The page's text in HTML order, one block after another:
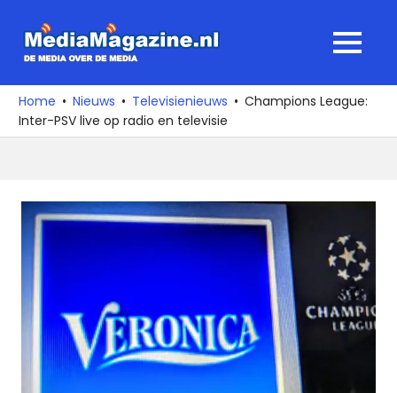
naar
media
over
de
MENU
Home Nieuws Televisienieuws
Champions League:
Inter-PSV live op radio en televisie